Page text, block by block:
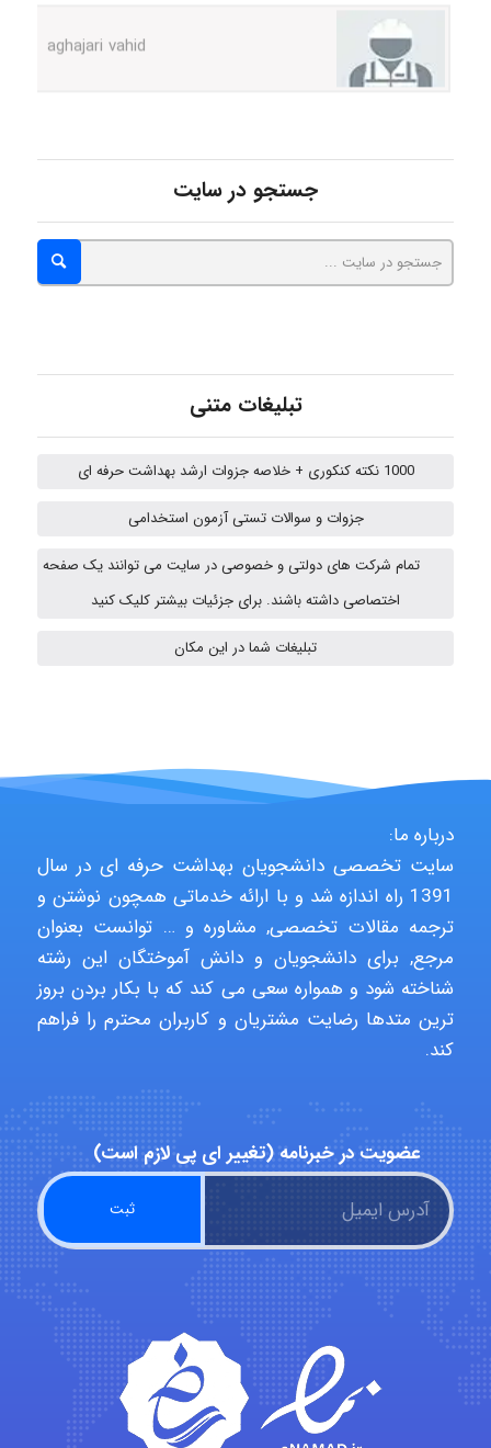
fatima
Jafar Tym
aghajari vahid
Alirez0990
hosein abdolvand
Kati
emami
جستجو در سایت
تبلیغات متنی
1000 نکته کنکوری + خلاصه جزوات ارشد بهداشت حرفه ای
جزوات و سوالات تستی آزمون استخدامی
تمام شرکت های دولتی و خصوصی در سایت می توانند یک صفحه
اختصاصی داشته باشند. برای جزئیات بیشتر کلیک کنید
تبلیغات شما در این مکان
درباره ما:
سایت تخصصی دانشجویان بهداشت حرفه ای در سال
1391 راه اندازه شد و با ارائه خدماتی همچون نوشتن و
ترجمه مقالات تخصصی, مشاوره و … توانست بعنوان
مرجع, برای دانشجویان و دانش آموختگان این رشته
شناخته شود و همواره سعی می کند که با بکار بردن بروز
ترین متدها رضایت مشتریان و کاربران محترم را فراهم
کند.
عضویت در خبرنامه (تغییر ای پی لازم است)